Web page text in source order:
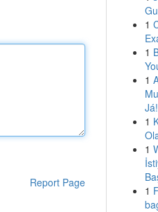
Report Page
1
1
1
Já!
1
1
1